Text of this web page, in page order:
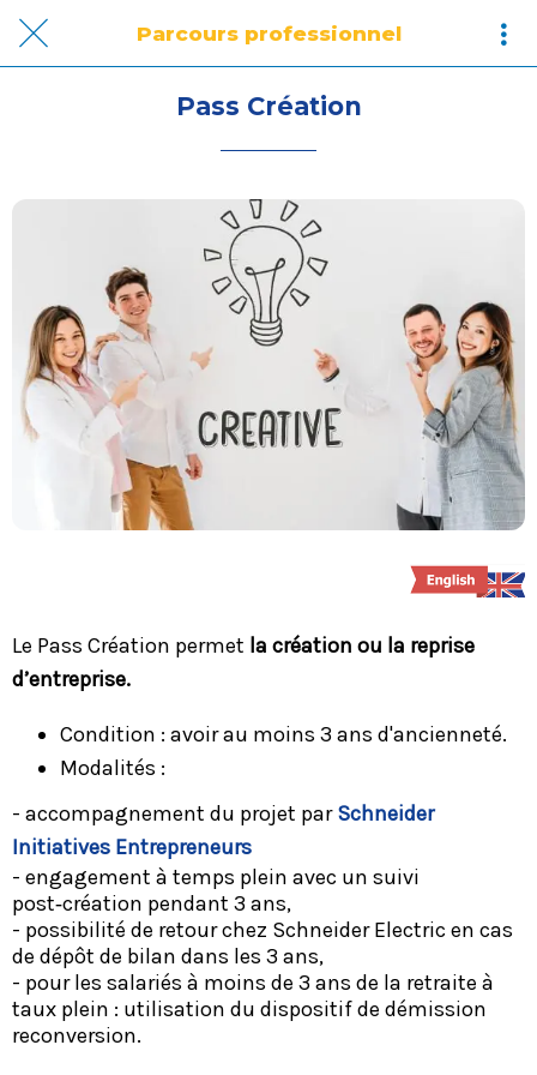
Parcours professionnel
Pass Création
Le Pass Création permet la création ou la reprise
d’entreprise.
Condition : avoir au moins 3 ans d'ancienneté.
Modalités :
- accompagnement du projet parSchneider
Initiatives Entrepreneurs
- engagement à temps plein avec un suivi
post‑création pendant 3 ans,
- possibilité de retour chez Schneider Electric en cas
de dépôt de bilan dans les 3 ans,
- pour les salariés à moins de 3 ans de la retraite à
taux plein : utilisation du dispositif de démission
reconversion.